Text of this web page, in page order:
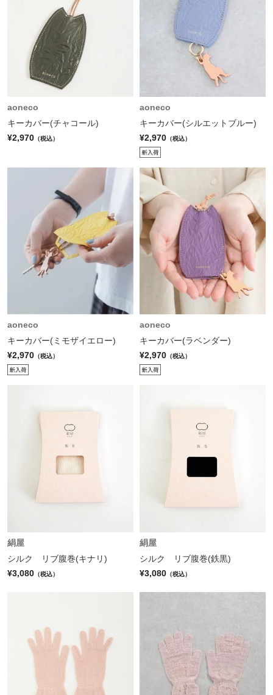
aoneco
キーカバー(チャコール)
¥2,970 （税込）
aoneco
キーカバー(シルエットブルー)
¥2,970 （税込）
aoneco
キーカバー(ミモザイエロー)
¥2,970 （税込）
aoneco
キーカバー(ラベンダー)
¥2,970 （税込）
絹屋
シルク リブ腹巻(キナリ)
¥3,080 （税込）
絹屋
シルク リブ腹巻(鉄黒)
¥3,080 （税込）